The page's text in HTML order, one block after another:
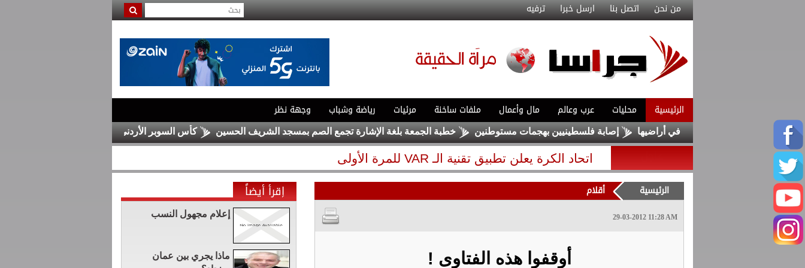
من نحن اتصل بنا ارسل خبرا ترفيه
الرئيسية محليات عرب وعالم مال وأعمال ملفات ساخنة مرئيات رياضة وشباب وجهة نظر
إثر انفجار مسيرة في أراضيها إصابة فلسطينيين بهجمات مستوطنين خطبة الجمعة بلغة الإشارة تجمع الصم بمسجد الشريف الحسين كأس السوبر الأردني .. الفيصلي يواجه الوحدات والرمثا يلتقي
اتحاد الكرة يعلن تطبيق تقنية الـ VAR للمرة الأولى
الرئيسية أقلام
29-03-2012 11:28 AM
أوقفوا هذه الفتاوى !
إقرأ أيضاً
إعلام مجهول النسب
ماذا يجري بين عمان